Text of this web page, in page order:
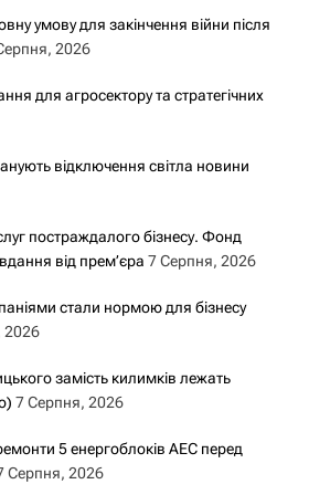
умову для закінчення війни після
2026
для агросектору та стратегічних
відключення світла новини
постраждалого бізнесу. Фонд
від прем’єра 7 Серпня, 2026
стали нормою для бізнесу
2026
замість килимків лежать
7 Серпня, 2026
5 енергоблоків АЕС перед
Серпня, 2026